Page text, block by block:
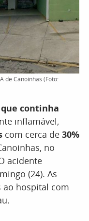
de Canoinhas (Foto:
continha
inflamável,
com cerca de 30%
no
acidente
(24). As
hospital com